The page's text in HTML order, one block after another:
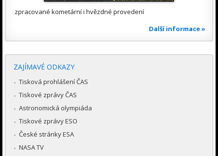
zpracované kometární i hvězdné provedení
Další informace »
ZAJÍMAVÉ ODKAZY
Tisková prohlášení ČAS
Tiskové zprávy ČAS
Astronomická olympiáda
Tiskové zprávy ESO
České stránky ESA
NASA TV